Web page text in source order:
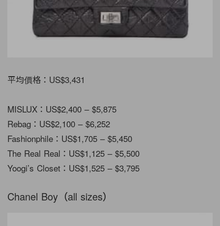
平均價格：US$3,431
MISLUX：US$2,400 – $5,875
Rebag：US$2,100 – $6,252
Fashionphile：US$1,705 – $5,450
The Real Real：US$1,125 – $5,500
Yoogi’s Closet：US$1,525 – $3,795
Chanel Boy（all sizes）